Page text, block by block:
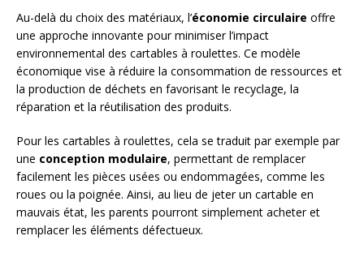
Au-delà du choix des matériaux, l’économie circulaire offre
une approche innovante pour minimiser l’impact
environnemental des cartables à roulettes. Ce modèle
économique vise à réduire la consommation de ressources et
la production de déchets en favorisant le recyclage, la
réparation et la réutilisation des produits.
Pour les cartables à roulettes, cela se traduit par exemple par
une conception modulaire, permettant de remplacer
facilement les pièces usées ou endommagées, comme les
roues ou la poignée. Ainsi, au lieu de jeter un cartable en
mauvais état, les parents pourront simplement acheter et
remplacer les éléments défectueux.